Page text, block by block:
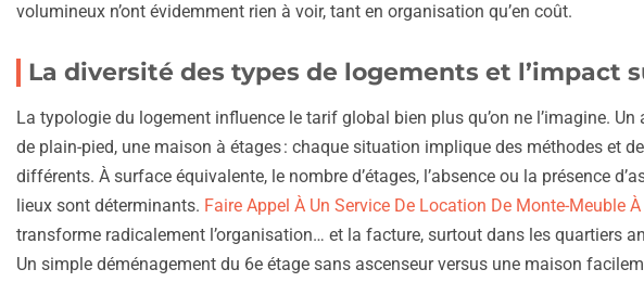
volumineux n’ont évidemment rien à voir, tant en organisation qu’en coût.
La diversité des types de logements et l’impact
La typologie du logement influence le tarif global bien plus qu’on ne l’imagine.
de plain-pied, une maison à étages : chaque situation implique des méthodes et
différents. À surface équivalente, le nombre d’étages, l’absence ou la présence
lieux sont déterminants. Faire Appel À Un Service De Location De Monte-Meuble
transforme radicalement l’organisation… et la facture, surtout dans les quartiers
Un simple déménagement du 6e étage sans ascenseur versus une maison